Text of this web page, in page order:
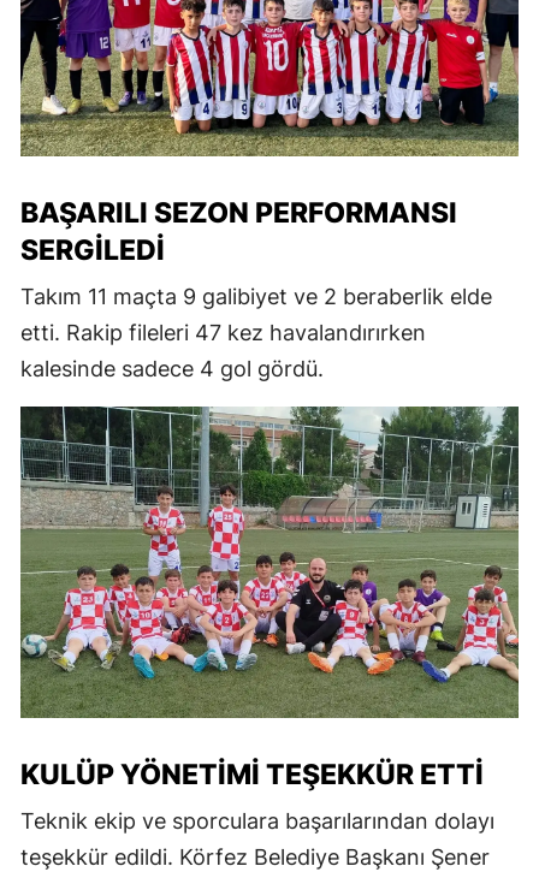
BAŞARILI SEZON PERFORMANSI
SERGILEDI
Takım 11 maçta 9 galibiyet ve 2 beraberlik elde
etti. Rakip fileleri 47 kez havalandırırken
kalesinde sadece 4 gol gördü.
KULÜP YÖNETIMI TEŞEKKÜR ETTI
Teknik ekip ve sporculara başarılarından dolayı
teşekkür edildi. Körfez Belediye Başkanı Şener